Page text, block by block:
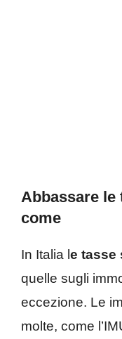
Abbassare le
come
In Italia le tasse
quelle sugli
eccezione. Le
molte, come